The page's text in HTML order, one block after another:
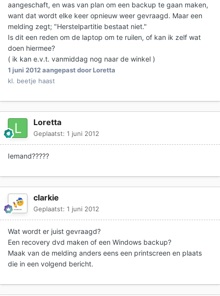
aangeschaft, en was van plan om een backup te gaan maken,
want dat wordt elke keer opnieuw weer gevraagd. Maar een
melding zegt; "Herstelpartitie bestaat niet."
Is dit een reden om de laptop om te ruilen, of kan ik zelf wat
doen hiermee?
( ik kan e.v.t. vanmiddag nog naar de winkel )
1 juni 2012aangepast door Loretta
kl. beetje haast
Loretta
Geplaatst: 1 juni 2012
Iemand?????
clarkie
Geplaatst: 1 juni 2012
Wat wordt er juist gevraagd?
Een recovery dvd maken of een Windows backup?
Maak van de melding anders eens een printscreen en plaats
die in een volgend bericht.